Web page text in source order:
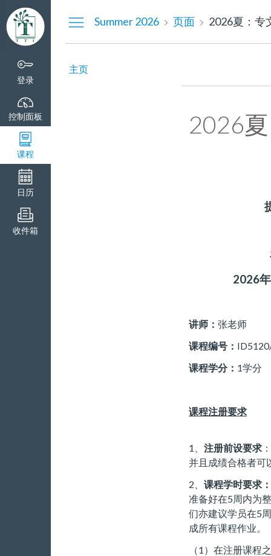
制
面
登录
控制面板
课程
日历
收件箱
Summer 2026 页面 2026夏：专
主页
2026
2026
讲师： 张老师
课程编号：
课程学分： 1学分
课程注册要求
1、 注册前设要求
并且成绩合格者可
2、 课程学时要求：
准备好在5周内为
们亦建议学员在5
成所有课程作业。
（1）在注册课程